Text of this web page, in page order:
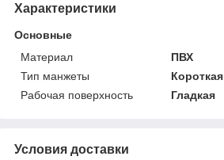
Характеристики
Основные
Материал
ПВХ
Тип манжеты
Короткая
Рабочая поверхность
Гладкая
Условия доставки